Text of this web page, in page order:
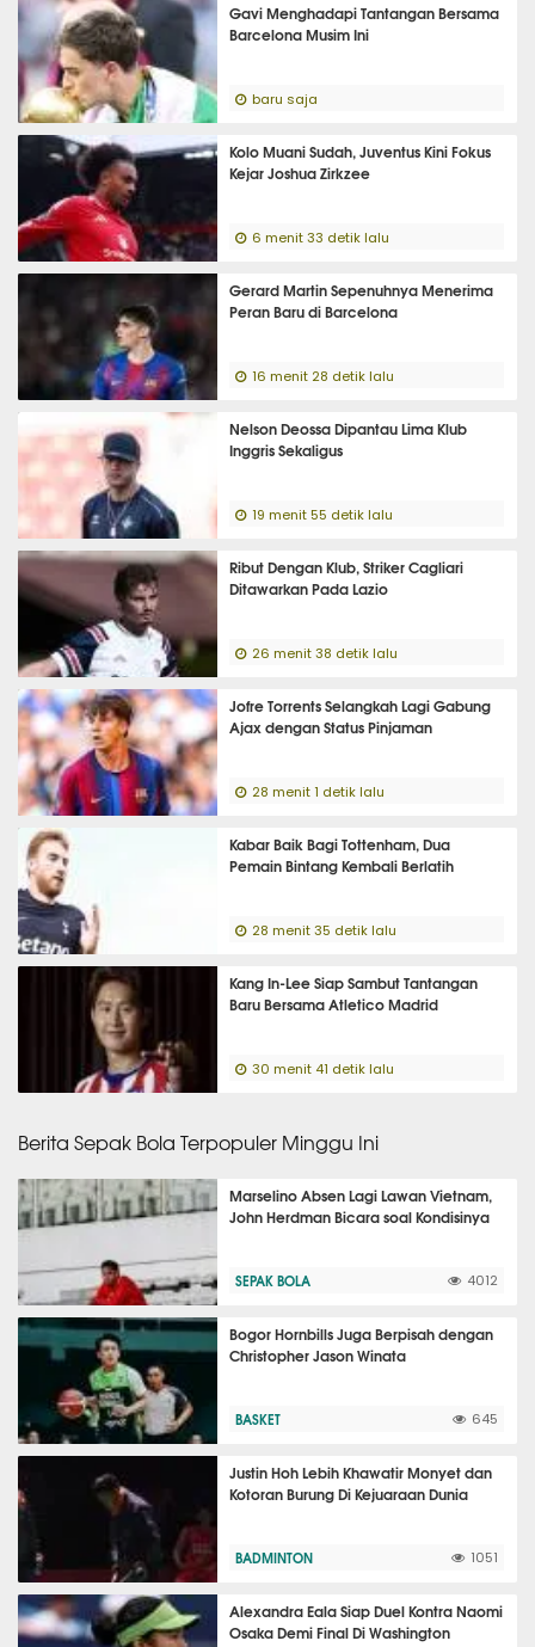
Gavi Menghadapi Tantangan Bersama
Barcelona Musim Ini
baru saja
Kolo Muani Sudah, Juventus Kini Fokus
Kejar Joshua Zirkzee
6 menit 33 detik lalu
Gerard Martin Sepenuhnya Menerima
Peran Baru di Barcelona
16 menit 28 detik lalu
Nelson Deossa Dipantau Lima Klub
Inggris Sekaligus
19 menit 55 detik lalu
Ribut Dengan Klub, Striker Cagliari
Ditawarkan Pada Lazio
26 menit 38 detik lalu
Jofre Torrents Selangkah Lagi Gabung
Ajax dengan Status Pinjaman
28 menit 1 detik lalu
Kabar Baik Bagi Tottenham, Dua
Pemain Bintang Kembali Berlatih
28 menit 35 detik lalu
Kang In-Lee Siap Sambut Tantangan
Baru Bersama Atletico Madrid
30 menit 41 detik lalu
Berita Sepak Bola Terpopuler Minggu Ini
Marselino Absen Lagi Lawan Vietnam,
John Herdman Bicara soal Kondisinya
SEPAK BOLA 4012
Bogor Hornbills Juga Berpisah dengan
Christopher Jason Winata
BASKET 645
Justin Hoh Lebih Khawatir Monyet dan
Kotoran Burung Di Kejuaraan Dunia
BADMINTON 1051
Alexandra Eala Siap Duel Kontra Naomi
Osaka Demi Final Di Washington